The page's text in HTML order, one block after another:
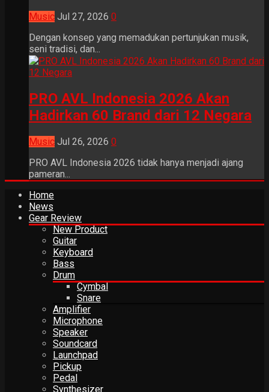
Music Jul 27, 2026 0
Dengan konsep yang memadukan pertunjukan musik,
seni tradisi, dan...
PRO AVL Indonesia 2026 Akan
Hadirkan 60 Brand dari 12 Negara
Music Jul 26, 2026 0
PRO AVL Indonesia 2026 tidak hanya menjadi ajang
pameran...
Home
News
Gear Review
New Product
Guitar
Keyboard
Bass
Drum
Cymbal
Snare
Amplifier
Microphone
Speaker
Soundcard
Launchpad
Pickup
Pedal
Synthesizer